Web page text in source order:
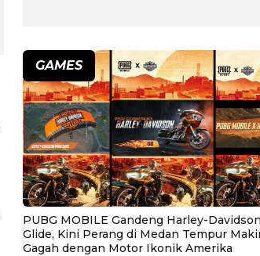
GAMES
PUBG MOBILE Gandeng Harley-
Glide, Kini Perang di Medan Tempur
Gagah dengan Motor Ikonik Amerika